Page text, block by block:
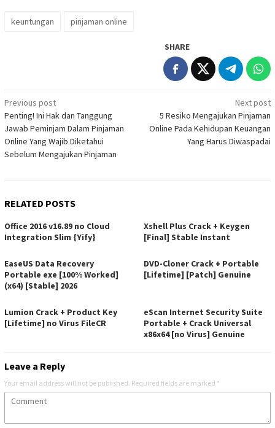
keuntungan pinjaman online
SHARE
Post
navigation
Previous post
Penting! Ini Hak dan Tanggung
Jawab Peminjam Dalam Pinjaman
Online Yang Wajib Diketahui
Sebelum Mengajukan Pinjaman
Next post
5 Resiko Mengajukan Pinjaman
Online Pada Kehidupan Keuangan
Yang Harus Diwaspadai
RELATED POSTS
Office 2016 v16.89 no Cloud
Integration Slim {Yify}
Xshell Plus Crack + Keygen
[Final] Stable Instant
EaseUS Data Recovery
Portable exe [100% Worked]
(x64) [Stable] 2026
DVD-Cloner Crack + Portable
[Lifetime] [Patch] Genuine
Lumion Crack + Product Key
[Lifetime] no Virus FileCR
eScan Internet Security Suite
Portable + Crack Universal
x86x64 [no Virus] Genuine
Leave a Reply
Your email address will not be published. Required fields are marked *